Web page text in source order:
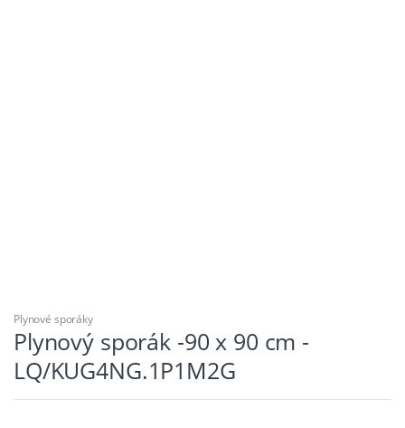
Plynové sporáky
Plynový sporák -90 x 90 cm -
LQ/KUG4NG.1P1M2G